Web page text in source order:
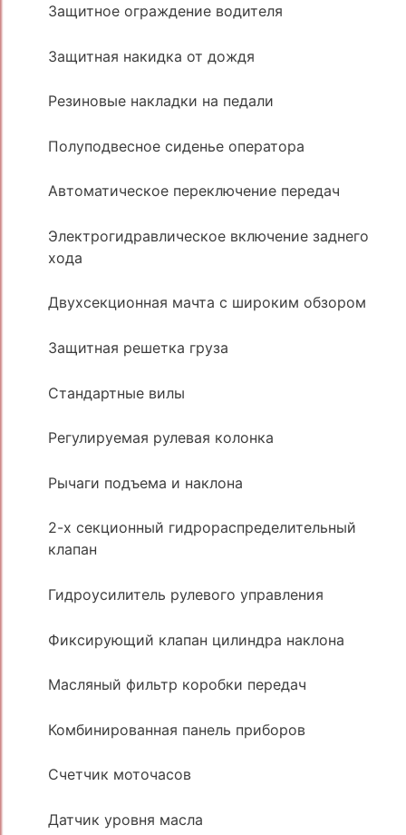
Защитное ограждение водителя
Защитная накидка от дождя
Резиновые накладки на педали
Полуподвесное сиденье оператора
Автоматическое переключение передач
Электрогидравлическое включение заднего
хода
Двухсекционная мачта с широким обзором
Защитная решетка груза
Стандартные вилы
Регулируемая рулевая колонка
Рычаги подъема и наклона
2-х секционный гидрораспределительный
клапан
Гидроусилитель рулевого управления
Фиксирующий клапан цилиндра наклона
Масляный фильтр коробки передач
Комбинированная панель приборов
Счетчик моточасов
Датчик уровня масла